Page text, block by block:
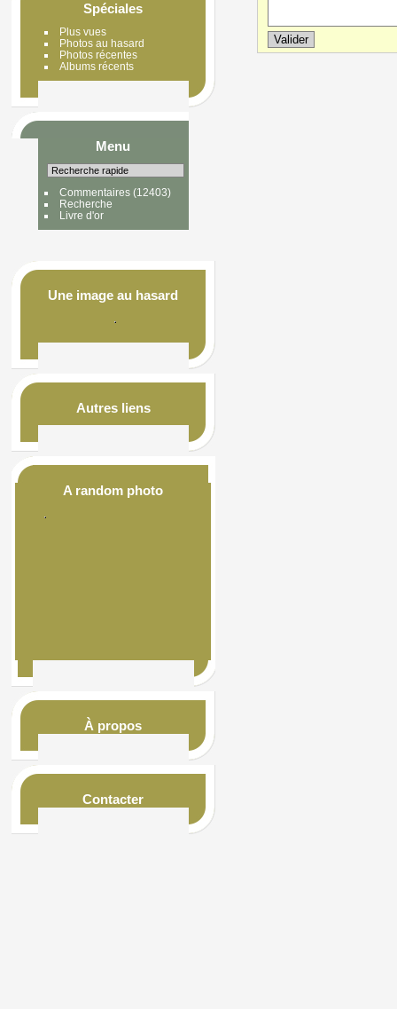
Spéciales
Plus vues
Photos au hasard
Photos récentes
Albums récents
Menu
Commentaires(12403)
Recherche
Livre d'or
Une image au hasard
Autres liens
A random photo
À propos
Contacter